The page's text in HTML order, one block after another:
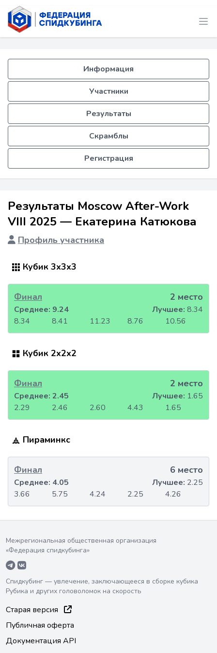
Информация
Участники
Результаты
Скрамблы
Регистрация
Результаты Moscow After-Work
VIII 2025 — Екатерина Катюкова
Профиль участника
Кубик 3x3x3
Финал 2 место
8.34 8.41 11.23 8.76 10.56
Среднее: 9.24 Лучшее: 8.34
Кубик 2x2x2
Финал 2 место
2.29 2.46 2.60 4.43 1.65
Среднее: 2.45 Лучшее: 1.65
Пираминкс
Финал 6 место
3.66 5.75 4.24 2.25 4.26
Среднее: 4.05 Лучшее: 2.25
Межрегиональная общественная организация
«Федерация спидкубинга»
Спидкубинг — увлечение, заключающееся в сборке кубика
Рубика и других головоломок на скорость
Старая версия
Публичная оферта
Документация API